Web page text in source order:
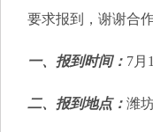
要求报到，谢谢合
一、报到时间： 7月
二、报到地点： 潍